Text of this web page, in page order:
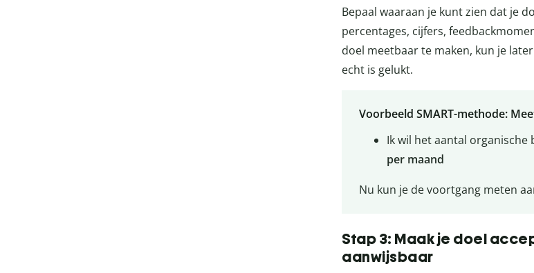
Bepaal waaraan je kunt zien dat je
percentages, cijfers,
doel meetbaar te maken, kun je
echt is gelukt.
Voorbeeld SMART-methode:
Ik wil het aantal
per maand
Nu kun je de voortgang meten
Stap 3: Maak je doel
aanwijsbaar